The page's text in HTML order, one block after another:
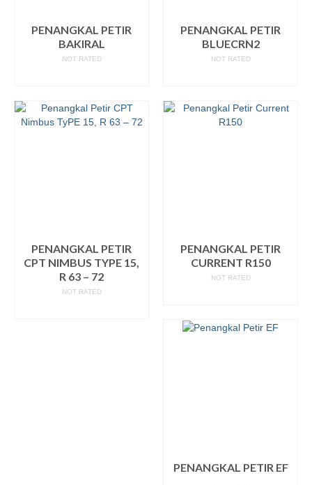
PENANGKAL PETIR
BAKIRAL
NOT RATED
PENANGKAL PETIR
BLUECRN2
NOT RATED
PENANGKAL PETIR
CPT NIMBUS TYPE 15,
R 63 – 72
NOT RATED
PENANGKAL PETIR
CURRENT R150
NOT RATED
PENANGKAL PETIR EF